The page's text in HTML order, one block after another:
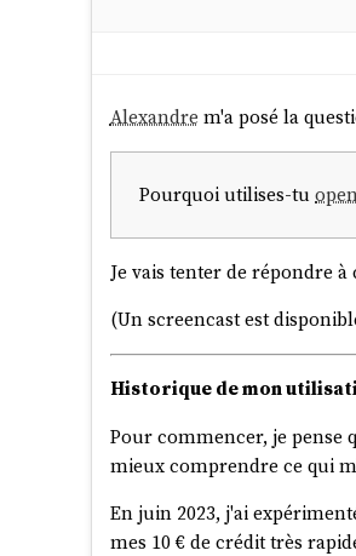
Alexandre m'a posé la
Pourquoi utilises-tu
Je vais tenter de répondre
(Un screencast est
Historique de mon
Pour commencer, je pense
mieux comprendre ce qui
En juin 2023, j'ai
mes 10 € de crédit très